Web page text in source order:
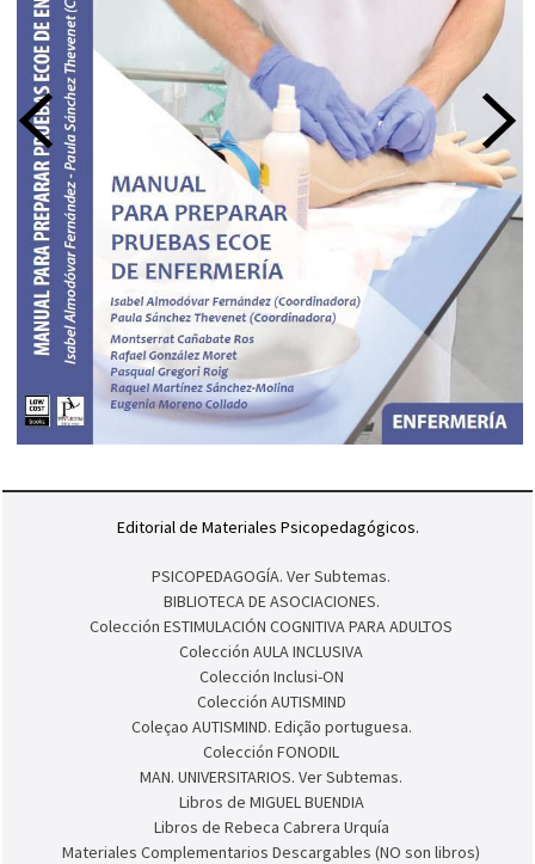
Editorial de Materiales Psicopedagógicos.
PSICOPEDAGOGÍA. Ver Subtemas.
BIBLIOTECA DE ASOCIACIONES.
Colección ESTIMULACIÓN COGNITIVA PARA ADULTOS
Colección AULA INCLUSIVA
Colección Inclusi-ON
Colección AUTISMIND
Coleçao AUTISMIND. Edição portuguesa.